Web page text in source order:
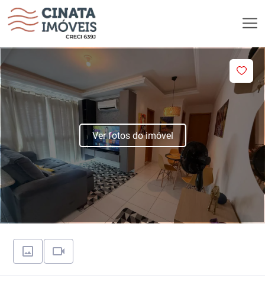
Ver fotos do imóvel